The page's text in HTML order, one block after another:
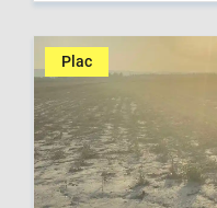
Plac